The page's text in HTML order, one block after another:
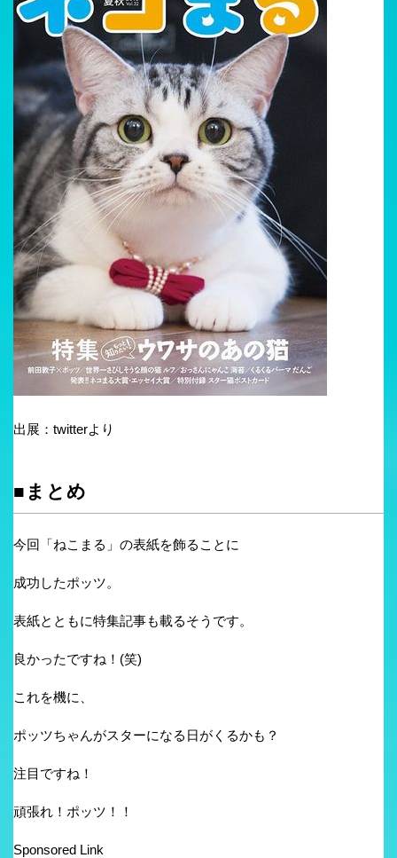
出展：twitterより
■まとめ
今回「ねこまる」の表紙を飾ることに
成功したポッツ。
表紙とともに特集記事も載るそうです。
良かったですね！(笑)
これを機に、
ポッツちゃんがスターになる日がくるかも？
注目ですね！
頑張れ！ポッツ！！
Sponsored Link